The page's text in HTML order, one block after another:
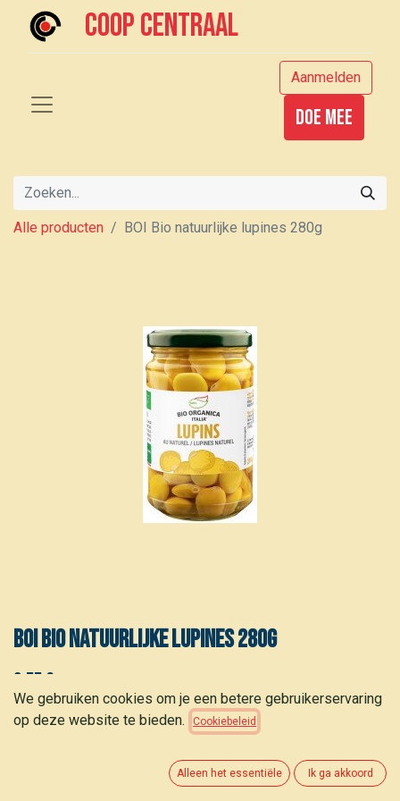
Coop centraal
Aanmelden
Doe mee
Alle producten BOI Bio natuurlijke lupines 280g
BOI Bio natuurlijke lupines 280g
2,55 €
TOEVOEGEN AAN WINKELMANDJE
We gebruiken cookies om je een betere gebruikerservaring
op deze website te bieden.
Cookiebeleid
Alleen het essentiële Ik ga akkoord